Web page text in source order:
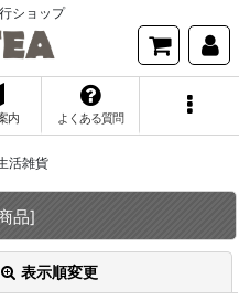
ショップ
内 よくある質問
活雑貨
品]
表示順変更